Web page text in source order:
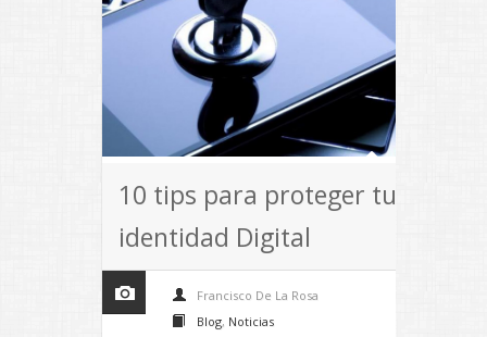
10 tips para proteger tu
identidad Digital
Francisco De La Rosa
Blog, Noticias